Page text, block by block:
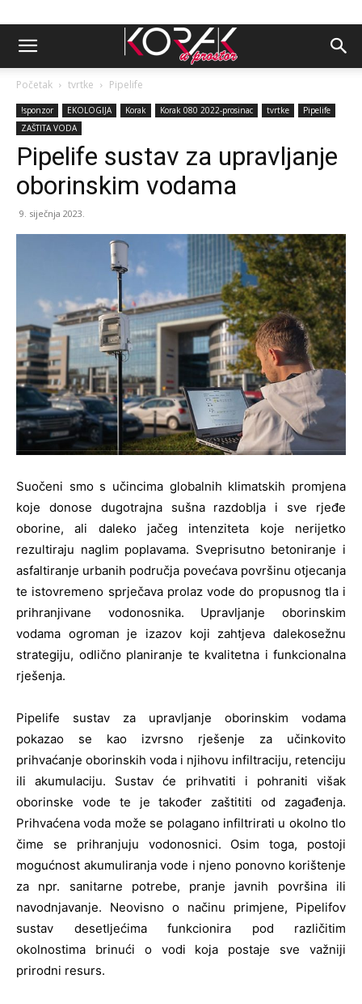
Početak tvrtke Pipelife
!sponzor EKOLOGIJA Korak Korak 080 2022-prosinac tvrtke
Pipelife
ZAŠTITA VODA
Pipelife sustav za upravljanje
oborinskim vodama
9. siječnja 2023.
Suočeni smo s učincima globalnih klimatskih promjena
koje donose dugotrajna sušna razdoblja i sve rjeđe
oborine, ali daleko jačeg intenziteta koje nerijetko
rezultiraju naglim poplavama. Sveprisutno betoniranje i
asfaltiranje urbanih područja povećava površinu otjecanja
te istovremeno sprječava prolaz vode do propusnog tla i
prihranjivane vodonosnika. Upravljanje oborinskim
vodama ogroman je izazov koji zahtjeva dalekosežnu
strategiju, odlično planiranje te kvalitetna i funkcionalna
rješenja.
Pipelife sustav za upravljanje oborinskim vodama
pokazao se kao izvrsno rješenje za učinkovito
prihvaćanje oborinskih voda i njihovu infiltraciju, retenciju
ili akumulaciju. Sustav će prihvatiti i pohraniti višak
oborinske vode te je također zaštititi od zagađenja.
Prihvaćena voda može se polagano infiltrirati u okolno tlo
čime se prihranjuju vodonosnici. Osim toga, postoji
mogućnost akumuliranja vode i njeno ponovno korištenje
za npr. sanitarne potrebe, pranje javnih površina ili
navodnjavanje. Neovisno o načinu primjene, Pipelifov
sustav desetljećima funkcionira pod različitim
okolnostima brinući o vodi koja postaje sve važniji
prirodni resurs.